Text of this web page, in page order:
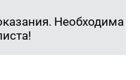
Необходима